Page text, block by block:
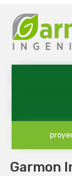
Garmon